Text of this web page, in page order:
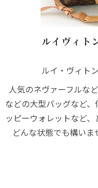
ルイヴィト
ルイ・ヴィト
人気のネヴァーフルな
などの大型バッグなど
ッピーウォレットなど、
どんな状態でも構い